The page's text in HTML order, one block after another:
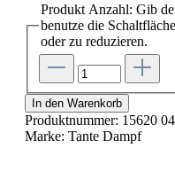
Produkt Anzahl: Gib
benutze die
oder zu reduzieren.
In den Warenkorb
Produktnummer: 15620 04
Marke: Tante Dampf